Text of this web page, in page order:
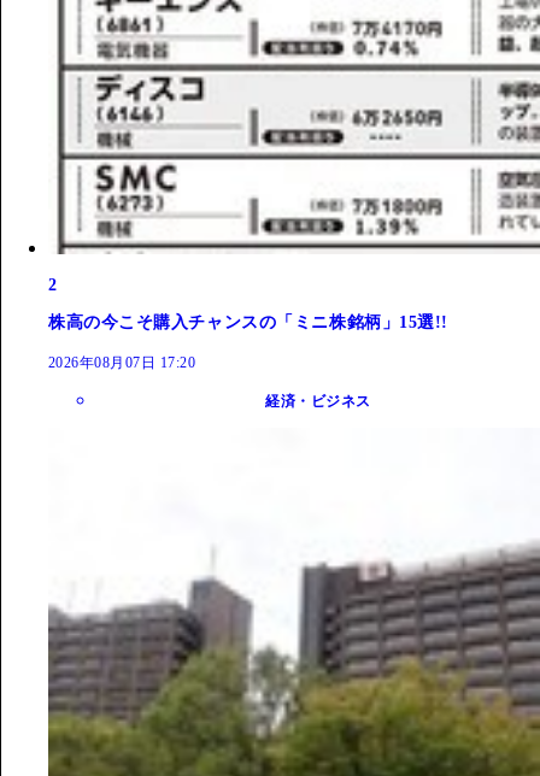
2
株高の今こそ購入チャンスの「ミニ株銘柄」15選!!
2026年08月07日 17:20
経済・ビジネス